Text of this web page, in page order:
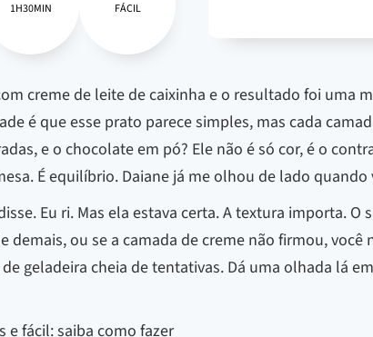
1H30MIN FÁCIL
creme de leite de caixinha e o resultado foi uma
é que esse prato parece simples, mas cada
e o chocolate em pó? Ele não é só cor, é o
É equilíbrio. Daiane já me olhou de lado
Eu ri. Mas ela estava certa. A textura importa.
demais, ou se a camada de creme não firmou,
geladeira cheia de tentativas. Dá uma olhada lá
e fácil: saiba como fazer